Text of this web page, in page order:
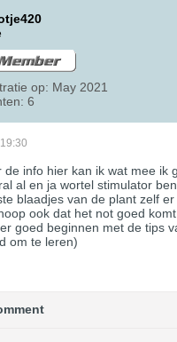
op: May 2021
6
de info hier kan ik wat mee ik
al en ja wortel stimulator
blaadjes van de plant zelf
ook dat het not goed
goed beginnen met de tips
om te leren)